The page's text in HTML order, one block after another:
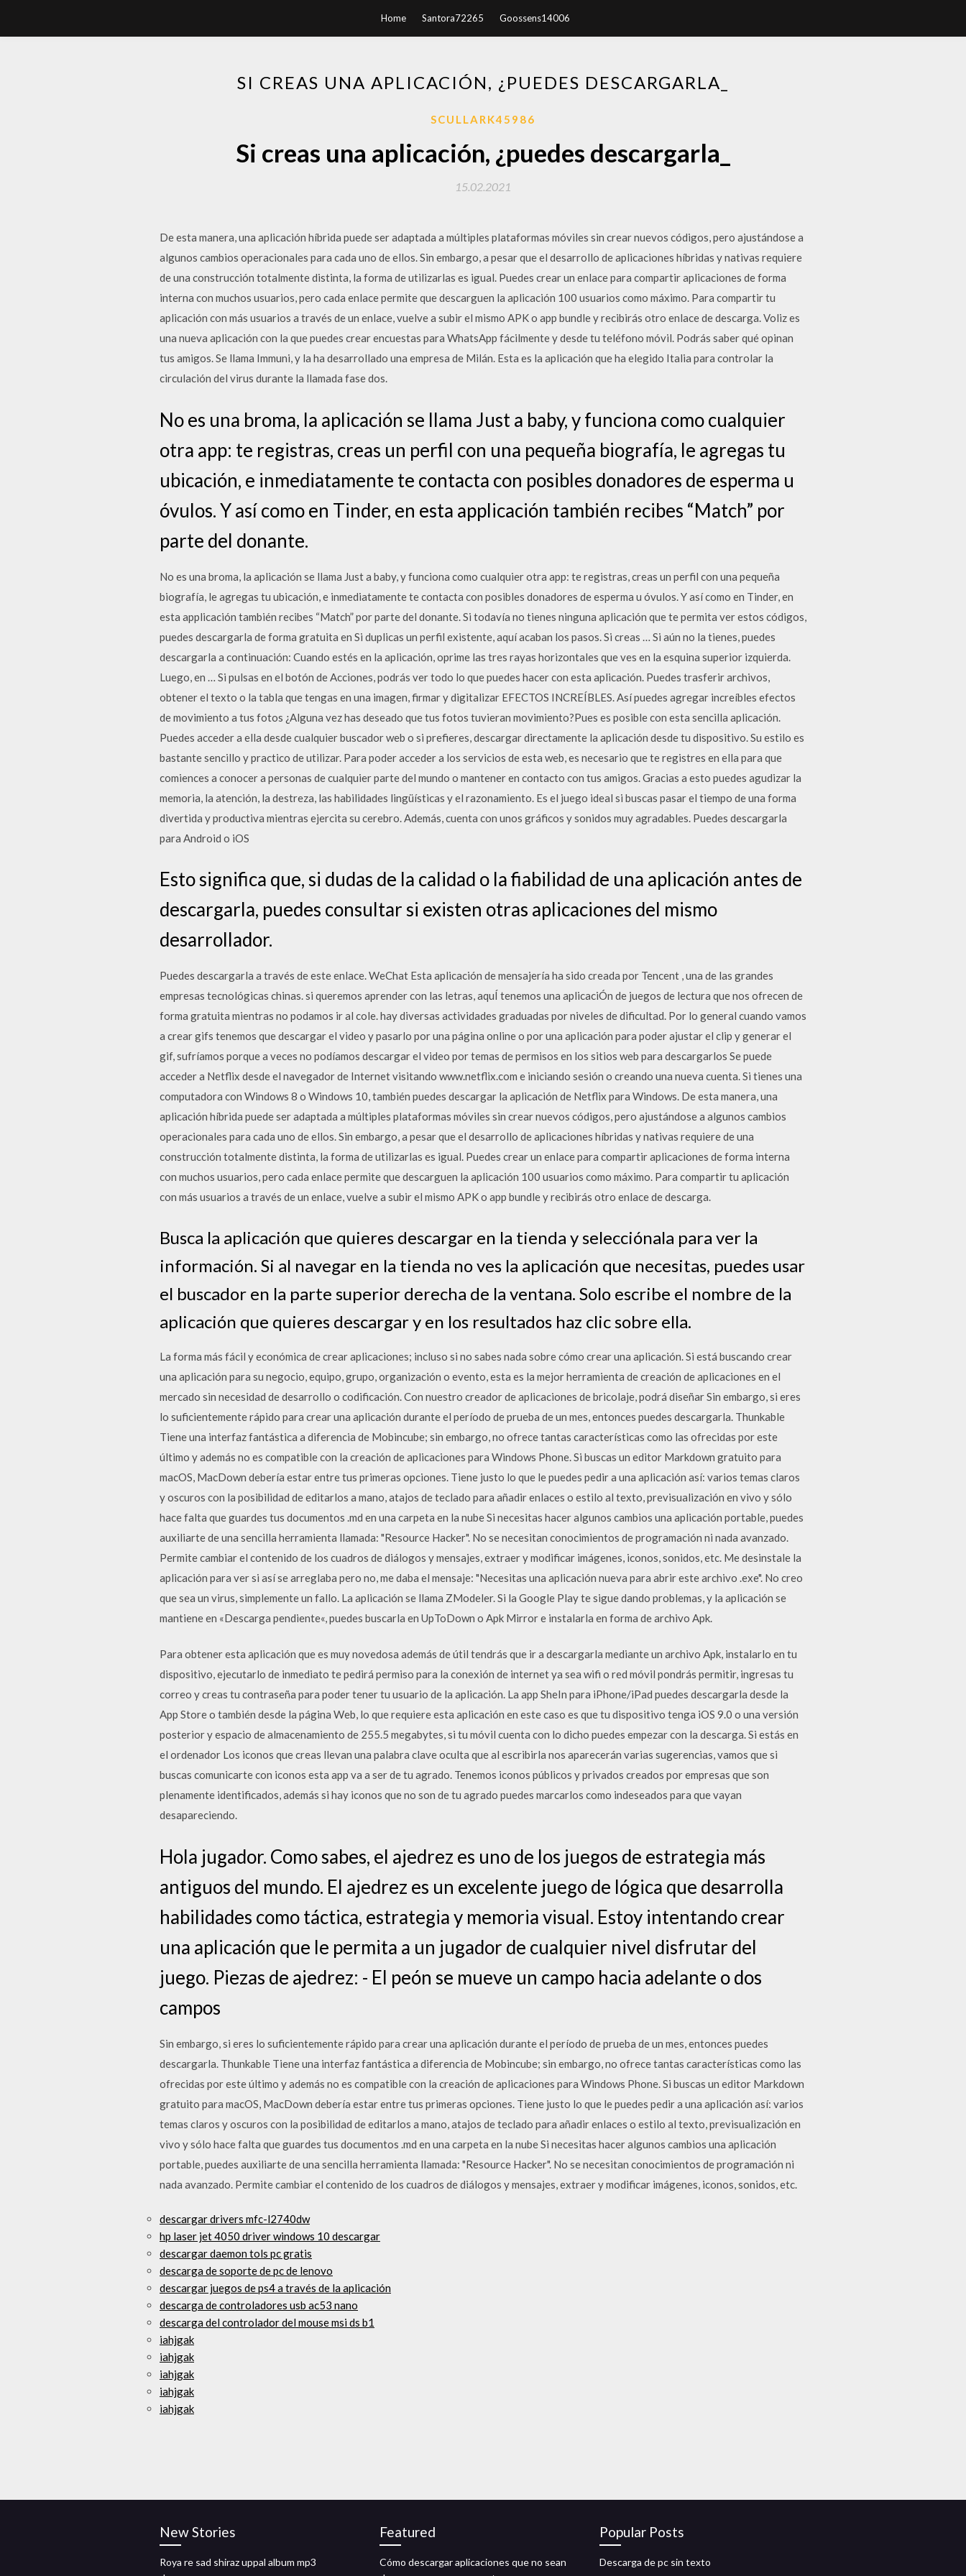
Home Santora72265 Goossens14006
SI CREAS UNA APLICACIÓN, ¿PUEDES DESCARGARLA_
SCULLARK45986
Si creas una aplicación, ¿puedes descargarla_
15.02.2021
De esta manera, una aplicación híbrida puede ser adaptada a múltiples plataformas móviles sin crear nuevos códigos, pero ajustándose a
algunos cambios operacionales para cada uno de ellos. Sin embargo, a pesar que el desarrollo de aplicaciones híbridas y nativas requiere
de una construcción totalmente distinta, la forma de utilizarlas es igual. Puedes crear un enlace para compartir aplicaciones de forma
interna con muchos usuarios, pero cada enlace permite que descarguen la aplicación 100 usuarios como máximo. Para compartir tu
aplicación con más usuarios a través de un enlace, vuelve a subir el mismo APK o app bundle y recibirás otro enlace de descarga. Voliz es
una nueva aplicación con la que puedes crear encuestas para WhatsApp fácilmente y desde tu teléfono móvil. Podrás saber qué opinan
tus amigos. Se llama Immuni, y la ha desarrollado una empresa de Milán. Esta es la aplicación que ha elegido Italia para controlar la
circulación del virus durante la llamada fase dos.
No es una broma, la aplicación se llama Just a baby, y funciona como cualquier
otra app: te registras, creas un perfil con una pequeña biografía, le agregas tu
ubicación, e inmediatamente te contacta con posibles donadores de esperma u
óvulos. Y así como en Tinder, en esta applicación también recibes “Match” por
parte del donante.
No es una broma, la aplicación se llama Just a baby, y funciona como cualquier otra app: te registras, creas un perfil con una pequeña
biografía, le agregas tu ubicación, e inmediatamente te contacta con posibles donadores de esperma u óvulos. Y así como en Tinder, en
esta applicación también recibes “Match” por parte del donante. Si todavía no tienes ninguna aplicación que te permita ver estos códigos,
puedes descargarla de forma gratuita en Si duplicas un perfil existente, aquí acaban los pasos. Si creas … Si aún no la tienes, puedes
descargarla a continuación: Cuando estés en la aplicación, oprime las tres rayas horizontales que ves en la esquina superior izquierda.
Luego, en … Si pulsas en el botón de Acciones, podrás ver todo lo que puedes hacer con esta aplicación. Puedes trasferir archivos,
obtener el texto o la tabla que tengas en una imagen, firmar y digitalizar EFECTOS INCREÍBLES. Así puedes agregar increíbles efectos
de movimiento a tus fotos ¿Alguna vez has deseado que tus fotos tuvieran movimiento?Pues es posible con esta sencilla aplicación.
Puedes acceder a ella desde cualquier buscador web o si prefieres, descargar directamente la aplicación desde tu dispositivo. Su estilo es
bastante sencillo y practico de utilizar. Para poder acceder a los servicios de esta web, es necesario que te registres en ella para que
comiences a conocer a personas de cualquier parte del mundo o mantener en contacto con tus amigos. Gracias a esto puedes agudizar la
memoria, la atención, la destreza, las habilidades lingüísticas y el razonamiento. Es el juego ideal si buscas pasar el tiempo de una forma
divertida y productiva mientras ejercita su cerebro. Además, cuenta con unos gráficos y sonidos muy agradables. Puedes descargarla
para Android o iOS
Esto significa que, si dudas de la calidad o la fiabilidad de una aplicación antes de
descargarla, puedes consultar si existen otras aplicaciones del mismo
desarrollador.
Puedes descargarla a través de este enlace. WeChat Esta aplicación de mensajería ha sido creada por Tencent , una de las grandes
empresas tecnológicas chinas. si queremos aprender con las letras, aquÍ tenemos una aplicaciÓn de juegos de lectura que nos ofrecen de
forma gratuita mientras no podamos ir al cole. hay diversas actividades graduadas por niveles de dificultad. Por lo general cuando vamos
a crear gifs tenemos que descargar el video y pasarlo por una página online o por una aplicación para poder ajustar el clip y generar el
gif, sufríamos porque a veces no podíamos descargar el video por temas de permisos en los sitios web para descargarlos Se puede
acceder a Netflix desde el navegador de Internet visitando www.netflix.com e iniciando sesión o creando una nueva cuenta. Si tienes una
computadora con Windows 8 o Windows 10, también puedes descargar la aplicación de Netflix para Windows. De esta manera, una
aplicación híbrida puede ser adaptada a múltiples plataformas móviles sin crear nuevos códigos, pero ajustándose a algunos cambios
operacionales para cada uno de ellos. Sin embargo, a pesar que el desarrollo de aplicaciones híbridas y nativas requiere de una
construcción totalmente distinta, la forma de utilizarlas es igual. Puedes crear un enlace para compartir aplicaciones de forma interna
con muchos usuarios, pero cada enlace permite que descarguen la aplicación 100 usuarios como máximo. Para compartir tu aplicación
con más usuarios a través de un enlace, vuelve a subir el mismo APK o app bundle y recibirás otro enlace de descarga.
Busca la aplicación que quieres descargar en la tienda y selecciónala para ver la
información. Si al navegar en la tienda no ves la aplicación que necesitas, puedes usar
el buscador en la parte superior derecha de la ventana. Solo escribe el nombre de la
aplicación que quieres descargar y en los resultados haz clic sobre ella.
La forma más fácil y económica de crear aplicaciones; incluso si no sabes nada sobre cómo crear una aplicación. Si está buscando crear
una aplicación para su negocio, equipo, grupo, organización o evento, esta es la mejor herramienta de creación de aplicaciones en el
mercado sin necesidad de desarrollo o codificación. Con nuestro creador de aplicaciones de bricolaje, podrá diseñar Sin embargo, si eres
lo suficientemente rápido para crear una aplicación durante el período de prueba de un mes, entonces puedes descargarla. Thunkable
Tiene una interfaz fantástica a diferencia de Mobincube; sin embargo, no ofrece tantas características como las ofrecidas por este
último y además no es compatible con la creación de aplicaciones para Windows Phone. Si buscas un editor Markdown gratuito para
macOS, MacDown debería estar entre tus primeras opciones. Tiene justo lo que le puedes pedir a una aplicación así: varios temas claros
y oscuros con la posibilidad de editarlos a mano, atajos de teclado para añadir enlaces o estilo al texto, previsualización en vivo y sólo
hace falta que guardes tus documentos .md en una carpeta en la nube Si necesitas hacer algunos cambios una aplicación portable, puedes
auxiliarte de una sencilla herramienta llamada: "Resource Hacker". No se necesitan conocimientos de programación ni nada avanzado.
Permite cambiar el contenido de los cuadros de diálogos y mensajes, extraer y modificar imágenes, iconos, sonidos, etc. Me desinstale la
aplicación para ver si así se arreglaba pero no, me daba el mensaje: "Necesitas una aplicación nueva para abrir este archivo .exe". No creo
que sea un virus, simplemente un fallo. La aplicación se llama ZModeler. Si la Google Play te sigue dando problemas, y la aplicación se
mantiene en «Descarga pendiente«, puedes buscarla en UpToDown o Apk Mirror e instalarla en forma de archivo Apk.
Para obtener esta aplicación que es muy novedosa además de útil tendrás que ir a descargarla mediante un archivo Apk, instalarlo en tu
dispositivo, ejecutarlo de inmediato te pedirá permiso para la conexión de internet ya sea wifi o red móvil pondrás permitir, ingresas tu
correo y creas tu contraseña para poder tener tu usuario de la aplicación. La app SheIn para iPhone/iPad puedes descargarla desde la
App Store o también desde la página Web, lo que requiere esta aplicación en este caso es que tu dispositivo tenga iOS 9.0 o una versión
posterior y espacio de almacenamiento de 255.5 megabytes, si tu móvil cuenta con lo dicho puedes empezar con la descarga. Si estás en
el ordenador Los iconos que creas llevan una palabra clave oculta que al escribirla nos aparecerán varias sugerencias, vamos que si
buscas comunicarte con iconos esta app va a ser de tu agrado. Tenemos iconos públicos y privados creados por empresas que son
plenamente identificados, además si hay iconos que no son de tu agrado puedes marcarlos como indeseados para que vayan
desapareciendo.
Hola jugador. Como sabes, el ajedrez es uno de los juegos de estrategia más
antiguos del mundo. El ajedrez es un excelente juego de lógica que desarrolla
habilidades como táctica, estrategia y memoria visual. Estoy intentando crear
una aplicación que le permita a un jugador de cualquier nivel disfrutar del
juego. Piezas de ajedrez: - El peón se mueve un campo hacia adelante o dos
campos
Sin embargo, si eres lo suficientemente rápido para crear una aplicación durante el período de prueba de un mes, entonces puedes
descargarla. Thunkable Tiene una interfaz fantástica a diferencia de Mobincube; sin embargo, no ofrece tantas características como las
ofrecidas por este último y además no es compatible con la creación de aplicaciones para Windows Phone. Si buscas un editor Markdown
gratuito para macOS, MacDown debería estar entre tus primeras opciones. Tiene justo lo que le puedes pedir a una aplicación así: varios
temas claros y oscuros con la posibilidad de editarlos a mano, atajos de teclado para añadir enlaces o estilo al texto, previsualización en
vivo y sólo hace falta que guardes tus documentos .md en una carpeta en la nube Si necesitas hacer algunos cambios una aplicación
portable, puedes auxiliarte de una sencilla herramienta llamada: "Resource Hacker". No se necesitan conocimientos de programación ni
nada avanzado. Permite cambiar el contenido de los cuadros de diálogos y mensajes, extraer y modificar imágenes, iconos, sonidos, etc.
descargar drivers mfc-l2740dw
hp laser jet 4050 driver windows 10 descargar
descargar daemon tols pc gratis
descarga de soporte de pc de lenovo
descargar juegos de ps4 a través de la aplicación
descarga de controladores usb ac53 nano
descarga del controlador del mouse msi ds b1
iahjgak
iahjgak
iahjgak
iahjgak
iahjgak
New Stories
Roya re sad shiraz uppal album mp3
Featured
Cómo descargar aplicaciones que no sean
Popular Posts
Descarga de pc sin texto